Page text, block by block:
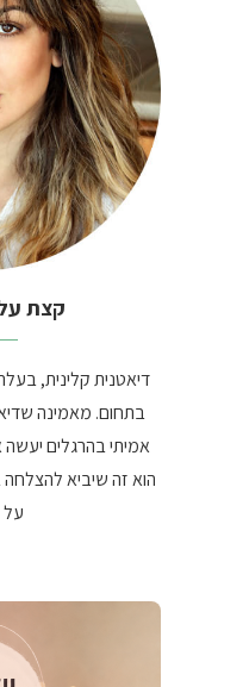
קצת
דיאטנית קלינית,
בתחום. מאמינה
אמיתי בהרגלים
הוא זה שיביא
על